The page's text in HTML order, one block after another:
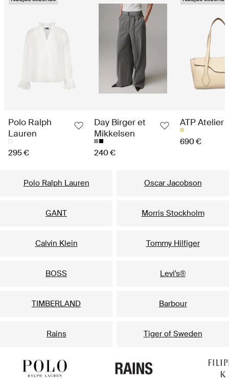
Polo Ralph
Lauren
295 €
Day Birger et
Mikkelsen
240 €
ATP Atelier
690 €
Polo Ralph Lauren Oscar Jacobson
GANT Morris Stockholm
Calvin Klein Tommy Hilfiger
BOSS Levi's®
TIMBERLAND Barbour
Rains Tiger of Sweden